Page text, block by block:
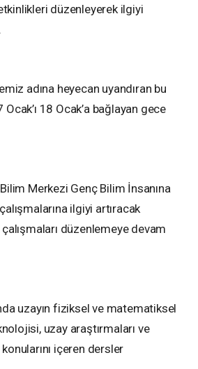
düzenleyerek ilgiyi
adına heyecan uyandıran bu
18 Ocak’a bağlayan gece
Merkezi Genç Bilim İnsanına
ilgiyi artıracak
düzenlemeye devam
uzayın fiziksel ve matematiksel
uzay araştırmaları ve
içeren dersler